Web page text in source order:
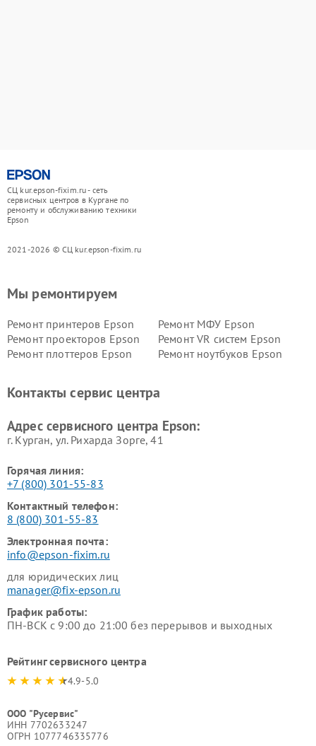
СЦ kur.epson-fixim.ru - сеть
сервисных центров в Кургане по
ремонту и обслуживанию техники
Epson
2021-2026 © СЦ kur.epson-fixim.ru
Мы ремонтируем
Ремонт принтеров Epson
Ремонт МФУ Epson
Ремонт проекторов Epson
Ремонт VR систем Epson
Ремонт плоттеров Epson
Ремонт ноутбуков Epson
Контакты сервис центра
Адрес сервисного центра Epson:
г. Курган, ул. Рихарда Зорге, 41
Горячая линия:
+7 (800) 301-55-83
Контактный телефон:
8 (800) 301-55-83
Электронная почта:
info@epson-fixim.ru
для юридических лиц
manager@fix-epson.ru
График работы:
ПН-ВСК с 9:00 до 21:00 без перерывов и выходных
Рейтинг сервисного центра
4.9-5.0
ООО "Русервис"
ИНН 7702633247
ОГРН 1077746335776